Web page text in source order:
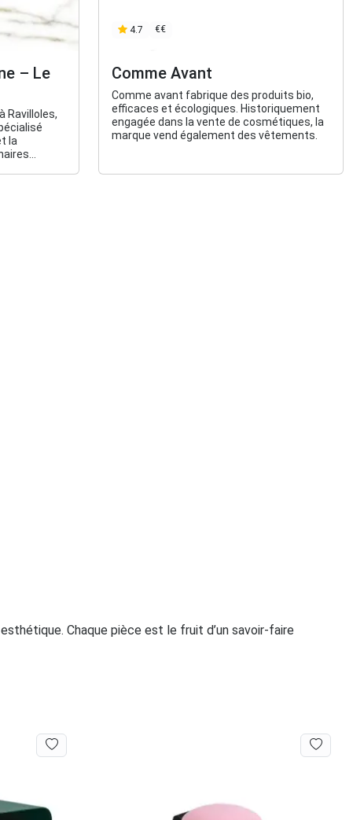
– Le
Ravilloles,
la
4.7 €€
Comme Avant
Comme avant fabrique des produits bio,
efficaces et écologiques. Historiquement
engagée dans la vente de cosmétiques, la
marque vend également des vêtements.
Chaque pièce est le fruit d’un savoir-faire